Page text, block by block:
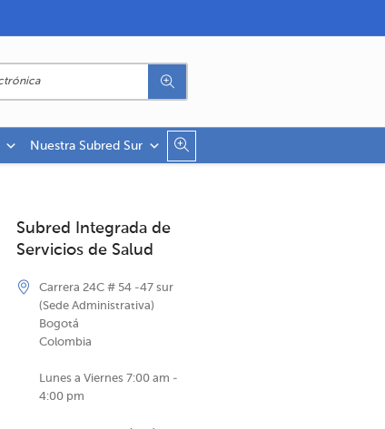
Nuestra Subred Sur
Subred Integrada de
Servicios de Salud
Carrera 24C # 54 -47 sur
(Sede Administrativa)
Bogotá
Colombia
Lunes a Viernes 7:00 am -
4:00 pm